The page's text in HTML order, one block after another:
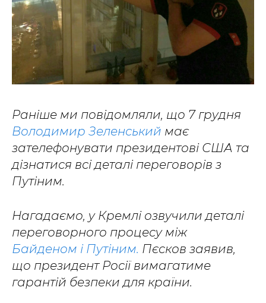
Раніше ми повідомляли, що 7 грудня
Володимир Зеленський має
зателефонувати президентові США та
дізнатися всі деталі переговорів з
Путіним.
Нагадаємо, у Кремлі озвучили деталі
переговорного процесу між
Байденом і Путіним. Пєсков заявив,
що президент Росії вимагатиме
гарантій безпеки для країни.